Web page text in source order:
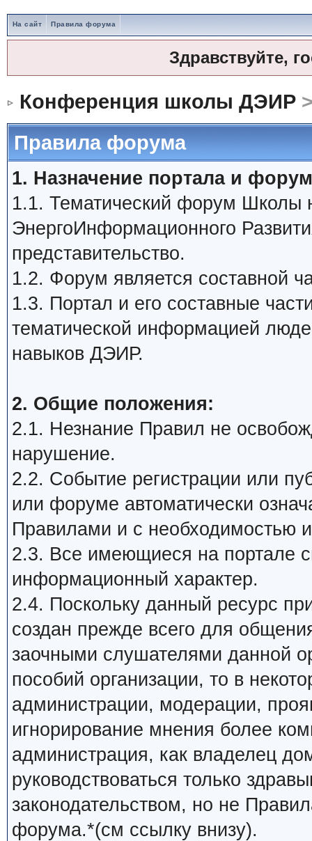
На сайт Правила форума
Здравствуйте,
Конференция школы ДЭИР
Правила форума
1. Назначение портала и
1.1. Тематический форум Школы
ЭнергоИнформационного
представительство.
1.2. Форум является составной
1.3. Портал и его составные
тематической информацией
навыков ДЭИР.
2. Общие положения:
2.1. Незнание Правил не
нарушение.
2.2. Событие регистрации или
или форуме автоматически
Правилами и с необходимостью
2.3. Все имеющиеся на портале
информационный характер.
2.4. Поскольку данный ресурс
создан прежде всего для
заочными слушателями данной
пособий организации, то в
администрации, модерации,
игнорирование мнения более
администрация, как владелец
руководствоваться только
законодательством, но не
форума.*(см ссылку внизу).